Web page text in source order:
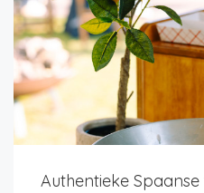
Authentieke